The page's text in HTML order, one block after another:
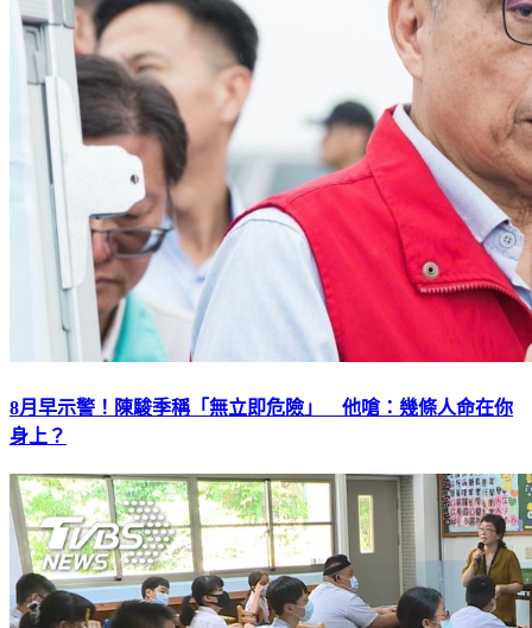
8月早示警！陳駿季稱「無立即危險」 他嗆：幾條人命在你
身上？